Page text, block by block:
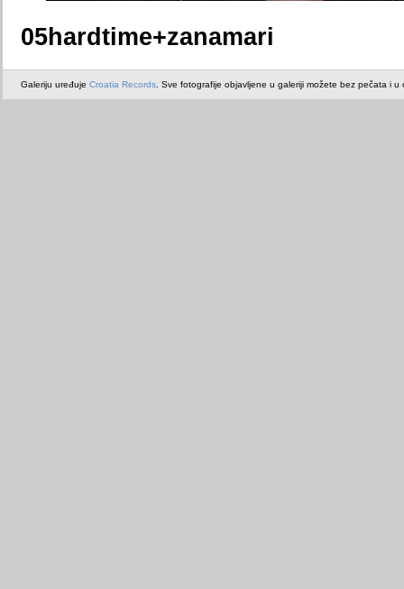
05hardtime+zanamari
Galeriju uređuje Croatia Records . Sve fotografije objavljene u galeriji možete bez pečata i